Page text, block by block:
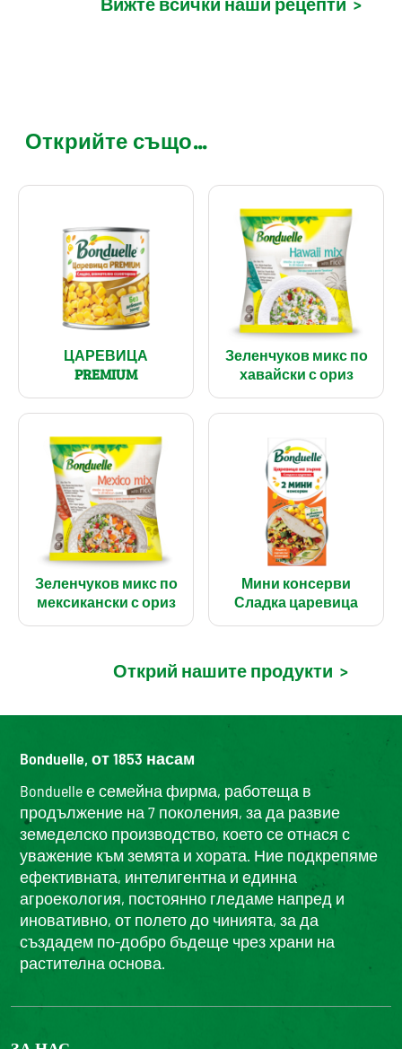
Открийте също...
ЦАРЕВИЦА
PREMIUM
Зеленчуков микс по
хавайски с ориз
Зеленчуков микс по
мексикански с ориз
Мини консерви
Сладка царевица
Открий нашите продукти >
Bonduelle, от 1853 насам
Bonduelle е семейна фирма, работеща в
продължение на 7 поколения, за да развие
земеделско производство, което се отнася с
уважение към земята и хората. Ние подкрепяме
ефективната, интелигентна и единна
агроекология, постоянно гледаме напред и
иновативно, от полето до чинията, за да
създадем по-добро бъдеще чрез храни на
растителна основа.